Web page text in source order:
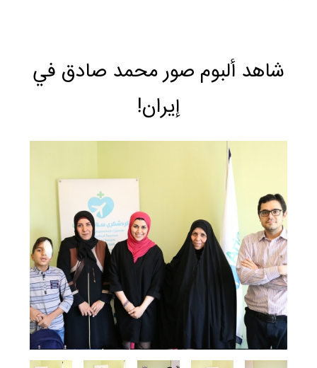
شاهد ألبوم صور محمد صادق في
إيران!